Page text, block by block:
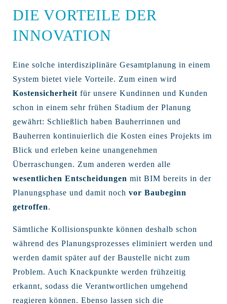
DIE VORTEILE DER
INNOVATION
Eine solche interdisziplinäre Gesamtplanung in einem
System bietet viele Vorteile. Zum einen wird
Kostensicherheit für unsere Kundinnen und Kunden
schon in einem sehr frühen Stadium der Planung
gewährt: Schließlich haben Bauherrinnen und
Bauherren kontinuierlich die Kosten eines Projekts im
Blick und erleben keine unangenehmen
Überraschungen. Zum anderen werden alle
wesentlichen Entscheidungen mit BIM bereits in der
Planungsphase und damit noch vor Baubeginn
getroffen.
Sämtliche Kollisionspunkte können deshalb schon
während des Planungsprozesses eliminiert werden und
werden damit später auf der Baustelle nicht zum
Problem. Auch Knackpunkte werden frühzeitig
erkannt, sodass die Verantwortlichen umgehend
reagieren können. Ebenso lassen sich die